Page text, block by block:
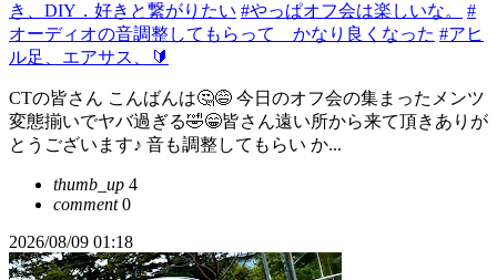
き、DIY．好きと繋がりたい #やっぱオフ会は楽しいな。
#
オーディオの音調整してもらって かなり良くなった #アヒ
ル足、エアサス、🔰
CTの皆さん こんばんは🤔😅 今日のオフ会の集まったメンツ
変態揃いでヤバ過ぎる🤣😁皆さん遠い所から来て頂きありが
とうございます♪ 音も調整してもらい か...
thumb_up 4
comment0
2026/08/09 01:18